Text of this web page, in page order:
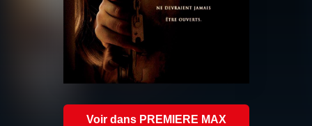
Voir dans PREMIERE MAX